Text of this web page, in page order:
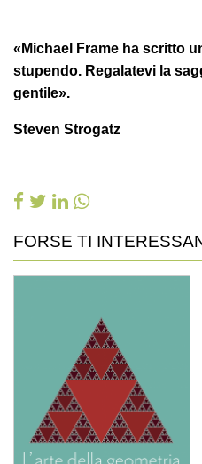
«Michael Frame ha scritto
stupendo. Regalatevi la
gentile».
Steven Strogatz
FORSE TI